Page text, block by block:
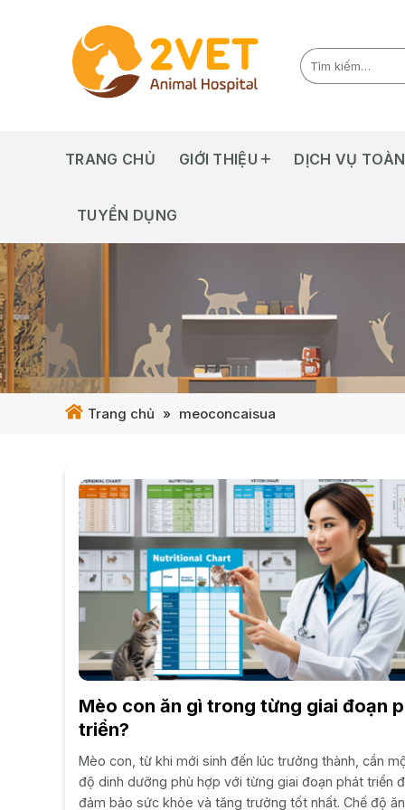
TRANG CHỦ GIỚI THIỆU DỊCH VỤ
TUYỂN DỤNG
Trang chủ » meoconcaisua
Mèo con ăn gì trong từng giai đoạn
triển?
Mèo con, từ khi mới sinh đến lúc trưởng thành, cần
độ dinh dưỡng phù hợp với từng giai đoạn phát triển
đảm bảo sức khỏe và tăng trưởng tốt nhất. Chế độ ăn